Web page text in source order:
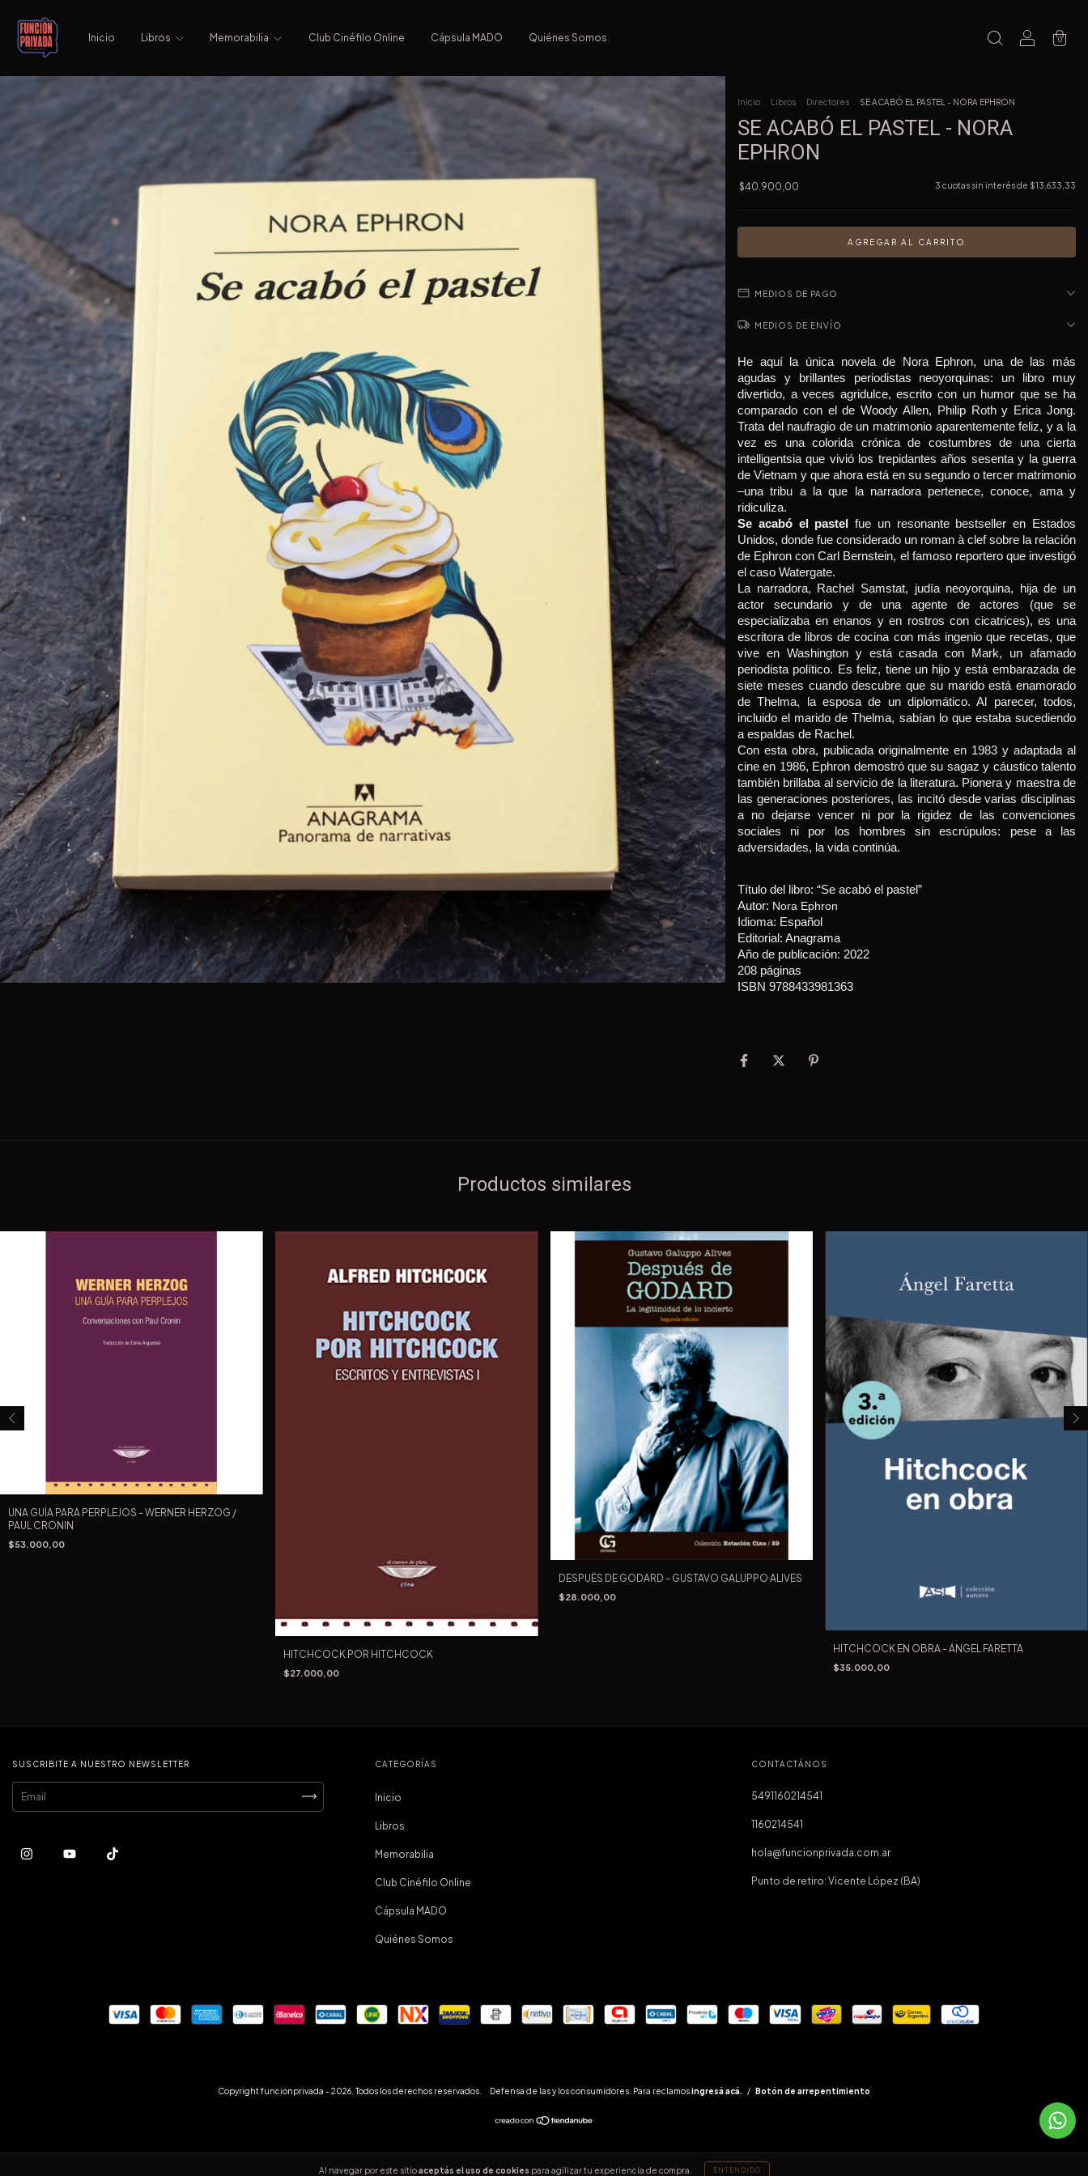
Inicio Libros Memorabilia Club Cinéfilo Online Cápsula MADO Quiénes Somos 0
Al navegar por este sitioaceptás el uso de cookies para agilizar tu experiencia de compra. ENTENDIDO
Inicio Libros Directores SE ACABÓ EL PASTEL - NORA EPHRON
SE ACABÓ EL PASTEL - NORA
EPHRON
$40.900,00 3 cuotas sin interés de $13.633,33
MEDIOS DE PAGO
MEDIOS DE ENVÍO
He aquí la única novela de Nora Ephron, una de las más
agudas y brillantes periodistas neoyorquinas: un libro muy
divertido, a veces agridulce, escrito con un humor que se ha
comparado con el de Woody Allen, Philip Roth y Erica Jong.
Trata del naufragio de un matrimonio aparentemente feliz, y a la
vez es una colorida crónica de costumbres de una cierta
intelligentsia que vivió los trepidantes años sesenta y la guerra
de Vietnam y que ahora está en su segundo o tercer matrimonio
–una tribu a la que la narradora pertenece, conoce, ama y
ridiculiza.
Se acabó el pastel
fue un resonante bestseller en Estados
Unidos, donde fue considerado un roman à clef sobre la relación
de Ephron con Carl Bernstein, el famoso reportero que investigó
el caso Watergate.
La narradora, Rachel Samstat, judía neoyorquina, hija de un
actor secundario y de una agente de actores (que se
especializaba en enanos y en rostros con cicatrices), es una
escritora de libros de cocina con más ingenio que recetas, que
vive en Washington y está casada con Mark, un afamado
periodista político. Es feliz, tiene un hijo y está embarazada de
siete meses cuando descubre que su marido está enamorado
de Thelma, la esposa de un diplomático. Al parecer, todos,
incluido el marido de Thelma, sabían lo que estaba sucediendo
a espaldas de Rachel.
Con esta obra, publicada originalmente en 1983 y adaptada al
cine en 1986, Ephron demostró que su sagaz y cáustico talento
también brillaba al servicio de la literatura. Pionera y maestra de
las generaciones posteriores, las incitó desde varias disciplinas
a no dejarse vencer ni por la rigidez de las convenciones
sociales ni por los hombres sin escrúpulos: pese a las
adversidades, la vida continúa.
Título del libro: “Se acabó el pastel”
Autor: Nora Ephron
Idioma: Español
Editorial: Anagrama
Año de publicación: 2022
208 páginas
ISBN 9788433981363
Productos similares
UNA GUÍA PARA PERPLEJOS - WERNER HERZOG /
PAUL CRONIN
$53.000,00
HITCHCOCK POR HITCHCOCK
$27.000,00
DESPUÉS DE GODARD - GUSTAVO GALUPPO ALIVES
$28.000,00
HITCHCOCK EN OBRA - ÁNGEL FARETTA
$35.000,00
SUSCRIBITE A NUESTRO NEWSLETTER CATEGORÍAS
Inicio
Libros
Memorabilia
Club Cinéfilo Online
Cápsula MADO
Quiénes Somos
CONTACTÁNOS
5491160214541
1160214541
hola@funcionprivada.com.ar
Punto de retiro: Vicente López (BA)
Copyright funcionprivada - 2026. Todos los derechos reservados. Defensa de las y los consumidores. Para reclamosingresá acá. / Botón de arrepentimiento